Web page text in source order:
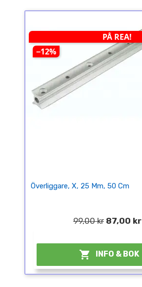
PÅ REA!
−12%
Överliggare, X, 25 Mm, 50 Cm
99,00 kr 87,00 kr
 INFO & BOK